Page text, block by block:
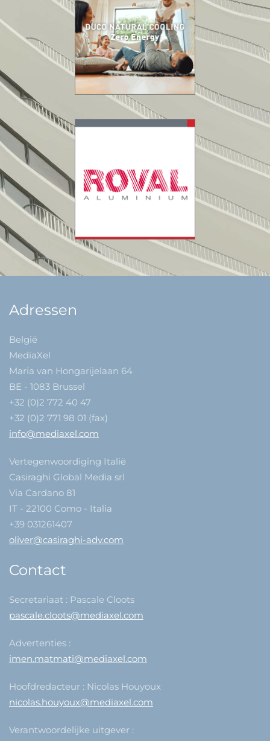
Adressen
België
MediaXel
Maria van Hongarijelaan 64
BE - 1083 Brussel
+32 (0)2 772 40 47
+32 (0)2 771 98 01 (fax)
info@mediaxel.com
Vertegenwoordiging Italië
Casiraghi Global Media srl
Via Cardano 81
IT - 22100 Como - Italia
+39 031261407
oliver@casiraghi-adv.com
Contact
Secretariaat : Pascale Cloots
pascale.cloots@mediaxel.com
Advertenties :
imen.matmati@mediaxel.com
Hoofdredacteur : Nicolas Houyoux
nicolas.houyoux@mediaxel.com
Verantwoordelijke uitgever :